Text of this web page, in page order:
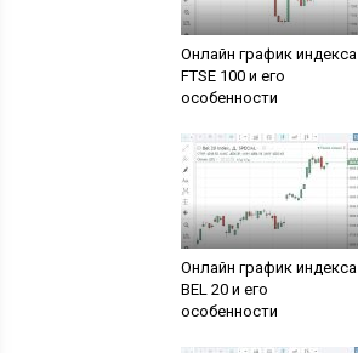
Онлайн график индекса
FTSE 100 и его
особенности
Онлайн график индекса
BEL 20 и его
особенности